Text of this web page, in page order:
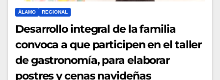
ÁLAMO REGIONAL
Desarrollo integral de la familia
convoca a que participen en el taller
de gastronomía, para elaborar
postres y cenas navideñas